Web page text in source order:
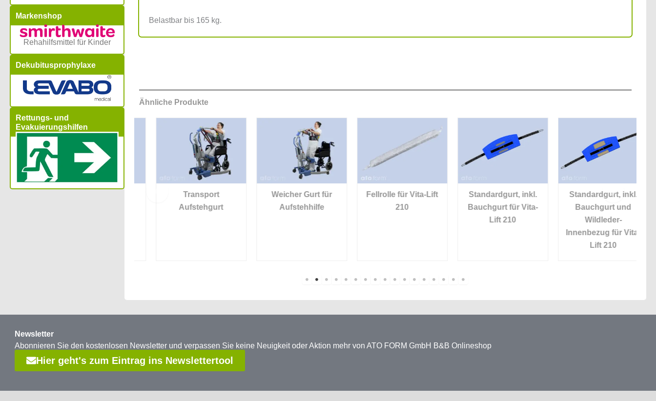
Markenshop
Rehahilfsmittel für Kinder
Dekubitusprophylaxe
Rettungs- und
Evakuierungshilfen
Belastbar bis 165 kg.
Ähnliche Produkte
Transport
Aufstehgurt
Weicher Gurt für
Aufstehhilfe
Fellrolle für Vita-Lift
Standardgurt, inkl.
Bauchgurt für Vita-
Lift 210
Standardgurt, inkl.
Bauchgurt und
Wildleder-
Innenbezug für Vita-
Lift 210
Newsletter
Abonnieren Sie den kostenlosen Newsletter und verpassen Sie keine Neuigkeit oder Aktion mehr von ATO FORM GmbH B&B Onlineshop
Hier geht's zum Eintrag ins Newslettertool